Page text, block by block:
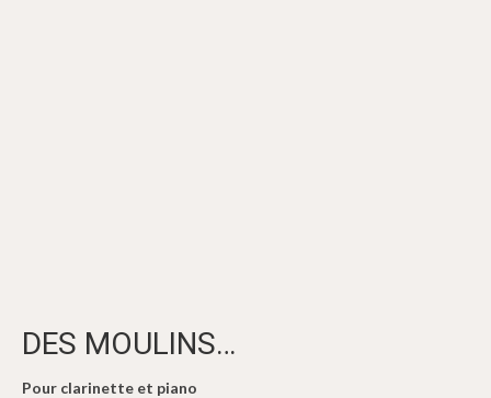
DES MOULINS…
Pour clarinette et piano